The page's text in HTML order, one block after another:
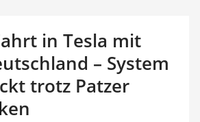
in Tesla mit
– System
trotz Patzer